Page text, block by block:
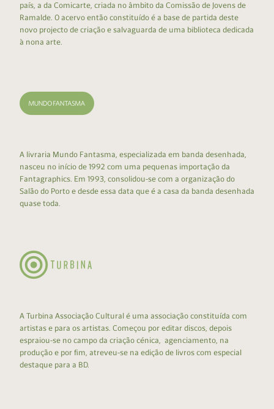
país, a da Comicarte, criada no âmbito da Comissão de Jovens de
Ramalde. O acervo então constituído é a base de partida deste
novo projecto de criação e salvaguarda de uma biblioteca dedicada
à nona arte.
A livraria Mundo Fantasma, especializada em banda desenhada,
nasceu no início de 1992 com uma pequenas importação da
Fantagraphics. Em 1993, consolidou-se com a organização do
Salão do Porto e desde essa data que é a casa da banda desenhada
quase toda.
A Turbina Associação Cultural é uma associação constituída com
artistas e para os artistas. Começou por editar discos, depois
espraiou-se no campo da criação cénica, agenciamento, na
produção e por fim, atreveu-se na edição de livros com especial
destaque para a BD.